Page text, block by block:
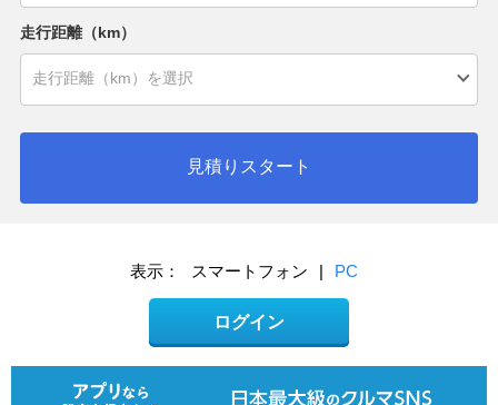
走行距離（km）
見積りスタート
表示： スマートフォン | PC
ログイン